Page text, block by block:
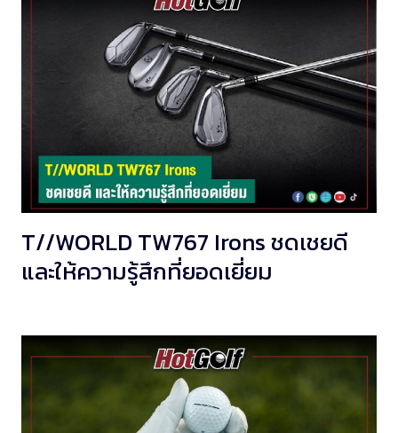
T//WORLD TW767 Irons ชดเชยดี
และให้ความรู้สึกที่ยอดเยี่ยม